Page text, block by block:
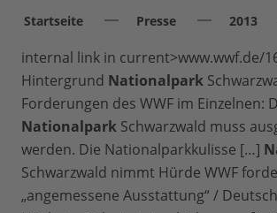
Startseite Presse 2013
internal link in current>www.wwf.de/
Hintergrund Nationalpark
Forderungen des WWF im Einzelnen:
Nationalpark Schwarzwald muss
werden. Die Nationalparkkulisse […]
Schwarzwald nimmt Hürde WWF
„angemessene Ausstattung“ /